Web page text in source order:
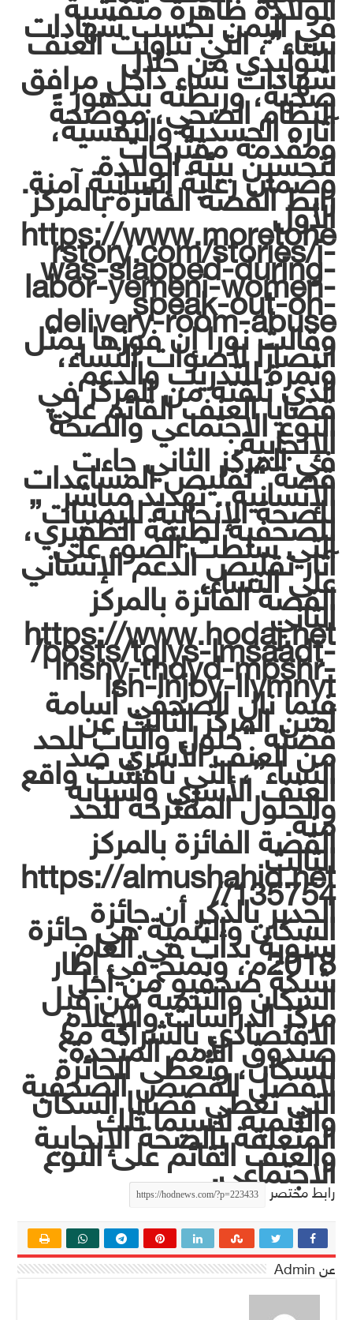
الولادة ظاهرة متفشية
في اليمن بحسب شهادات
نساء”، التي تناولت العنف
التوليدي من خلال
شهادات نساء داخل مرافق
صحية، وربطته بتدهور
النظام الصحي، موضحةً
آثاره الجسدية والنفسية،
ومقدمة مقترحات
لتحسين بيئة الولادة
وضمان رعاية إنسانية آمنة.
رابط القصة الفائزة بالمركز
الأول
https://www.moretohe
rstory.com/stories/i-
was-slapped-during-
labor-yemeni-women-
speak-out-on-
delivery-room-abuse
وقالت نورا إن فوزها يمثل
انتصارًا لأصوات النساء،
وثمرة للتدريب والدعم
الذي تلقته من المركز في
قضايا العنف القائم على
النوع الاجتماعي والصحة
الإنجابية.
في المركز الثاني جاءت
قصة “تقليص المساعدات
الإنسانية.. تهديد مباشر
للصحة الإنجابية لليمنيات”
للصحفية لطيفة الظفيري،
التي سلطت الضوء على
آثار تقليص الدعم الإنساني
على النساء،
القصة الفائزة بالمركز
الثاني
https://www.hodaj.net
/posts/tqlys-lmsaadt-
lnsny-thdyd-mbshr-
lsh-lnjby-llymnyt
فيما نال الصحفي أسامة
أمين المركز الثالث عن
قصته “حلول وآليات للحد
من العنف الأسري ضد
النساء”، التي ناقشت واقع
العنف الأسري وأسبابه
والحلول المقترحة للحد
منه.
القصة الفائزة بالمركز
الثالث
https://almushahid.net
/135754/
الجدير بالذكر أن جائزة
السكان والتنمية هي جائزة
سنوية بدأت في العام
2018م، وتمنح في إطار
شبكة صحفيو من أجل
السكان والتنمية من قبل
مركز الدراسات والإعلام
الاقتصادي بالشراكة مع
صندوق الأمم المتحدة
للسكان، وتُعطى الجائزة
لأفضل القصص الصحفية
التي تغطي قضايا السكان
والتنمية لاسيما تلك
المتعلقة بالصحة الإنجابية
والعنف القائم على النوع
الاجتماعي.
رابط مختصر
عن Admin